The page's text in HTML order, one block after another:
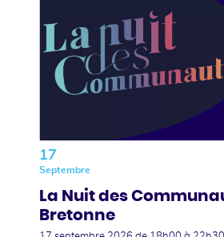
17
Septembre
La Nuit des
Bretonne